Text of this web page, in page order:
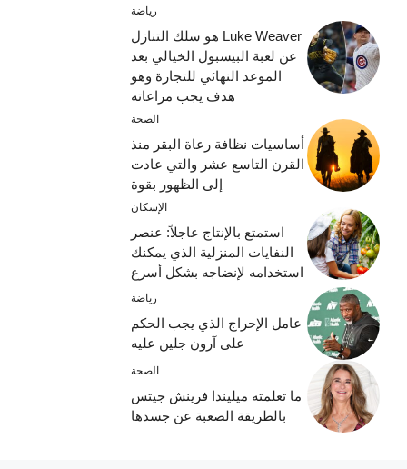
رياضة
Luke Weaver هو سلك التنازل
عن لعبة البيسبول الخيالي بعد
الموعد النهائي للتجارة وهو
هدف يجب مراعاته
الصحة
أساسيات نظافة رعاة البقر منذ
القرن التاسع عشر والتي عادت
إلى الظهور بقوة
الإسكان
استمتع بالإنتاج عاجلاً: عنصر
النفايات المنزلية الذي يمكنك
استخدامه لإنضاجه بشكل أسرع
رياضة
عامل الإحراج الذي يجب الحكم
على آرون جلين عليه
الصحة
ما تعلمته ميليندا فرينش جيتس
بالطريقة الصعبة عن جسدها